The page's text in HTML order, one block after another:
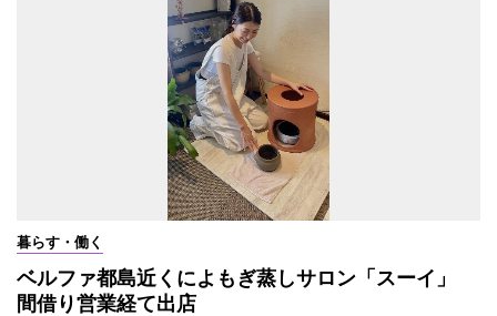
暮らす・働く
ベルファ都島近くによもぎ蒸しサロン「スーイ」
間借り営業経て出店